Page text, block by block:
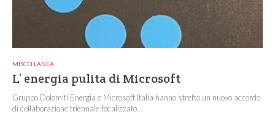
MISCELLANEA
L’ energia pulita di Microsoft
Gruppo Dolomiti Energia e Microsoft Italia hanno stretto un nuovo accordo
di collaborazione triennale focalizzato...